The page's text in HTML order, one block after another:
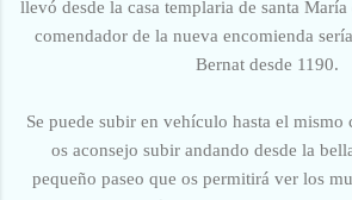
llevó desde la casa templaria de santa
comendador de la nueva encomienda sería
Bernat desde 1190.
Se puede subir en vehículo hasta el mismo
os aconsejo subir andando desde la
pequeño paseo que os permitirá ver los